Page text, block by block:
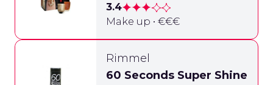
3.4
Make up • €€€
Rimmel
60 Seconds Super Shine